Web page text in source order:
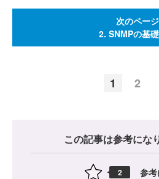
次のページ
2. SNMPの基
1 2
この記事は参考にな
2 参